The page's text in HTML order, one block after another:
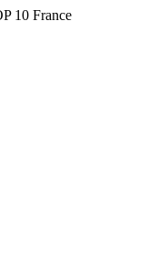
10 France